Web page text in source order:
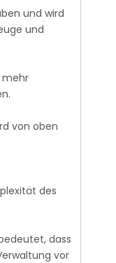
und wird
und
mehr
von oben
des
dass
vor